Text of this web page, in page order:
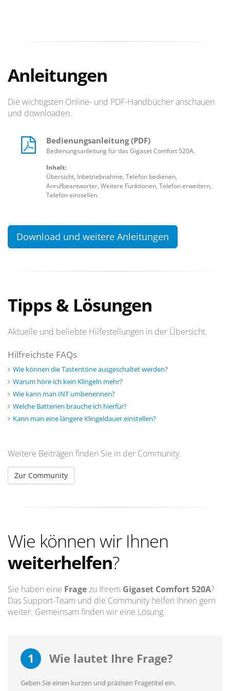
Anleitungen
Die wichtigsten Online- und PDF-Handbücher anschauen
und downloaden.
Bedienungsanleitung (PDF)
Bedienungsanleitung für das Gigaset Comfort 520A.
Inhalt:
Übersicht, Inbetriebnahme, Telefon bedienen,
Anrufbeantworter, Weitere Funktionen, Telefon erweitern,
Telefon einstellen.
Download und weitere Anleitungen
Tipps & Lösungen
Aktuelle und beliebte Hilfestellungen in der Übersicht.
Hilfreichste FAQs
Wie können die Tastentöne ausgeschaltet werden?
Warum höre ich kein Klingeln mehr?
Wie kann man INT umbenennen?
Welche Batterien brauche ich hierfür?
Kann man eine längere Klingeldauer einstellen?
Weitere Beiträgen finden Sie in der Community.
Zur Community
Wie können wir Ihnen
weiterhelfen?
Sie haben eine Fragezu Ihrem Gigaset Comfort 520A?
Das Support-Team und die Community helfen Ihnen gern
weiter. Gemeinsam finden wir eine Lösung.
1 Wie lautet Ihre Frage?
Geben Sie einen kurzen und präzisen Fragetitel ein.